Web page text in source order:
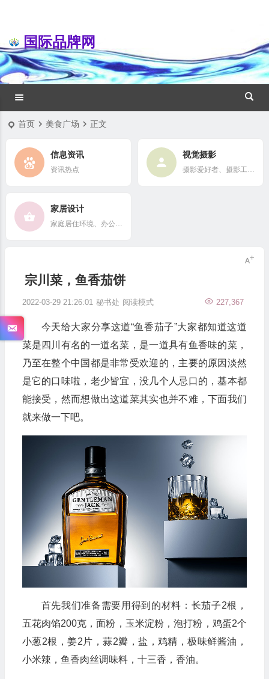
国际品牌网
首页 美食广场 正文
信息资讯
资讯热点
视觉摄影
摄影爱好者、摄影工作者及摄影行业信息
家居设计
家庭居住环境、办公场所、公共空间陈设风格以设计搭配
宗川菜，鱼香茄饼
2022-03-29 21:26:01 秘书处 227,367
阅读模式
今天给大家分享这道“鱼香茄子”大家都知道这道
菜是四川有名的一道名菜，是一道具有鱼香味的菜，
乃至在整个中国都是非常受欢迎的，主要的原因淡然
是它的口味啦，老少皆宜，没几个人忌口的，基本都
能接受，然而想做出这道菜其实也并不难，下面我们
就来做一下吧。
首先我们准备需要用得到的材料：长茄子2根，
五花肉馅200克，面粉，玉米淀粉，泡打粉，鸡蛋2个
小葱2根，姜2片，蒜2瓣，盐，鸡精，极味鲜酱油，
小米辣，鱼香肉丝调味料，十三香，香油。